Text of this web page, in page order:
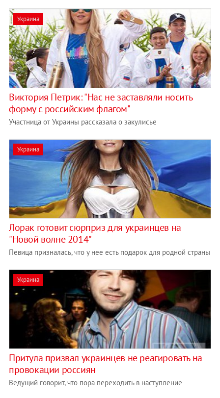
Украина
Виктория Петрик: "Нас не заставляли носить
форму с российским флагом"
Участница от Украины рассказала о закулисье
Украина
Лорак готовит сюрприз для украинцев на
"Новой волне 2014"
Певица призналась, что у нее есть подарок для родной страны
Украина
Притула призвал украинцев не реагировать на
провокации россиян
Ведущий говорит, что пора переходить в наступление